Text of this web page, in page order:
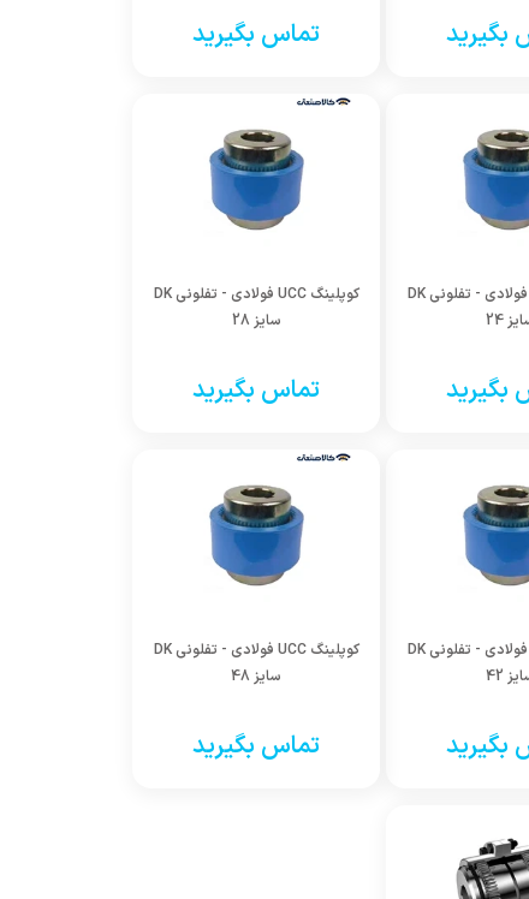
بگیرید تماس بگیرید
کوپلینگ UCC فولادی - تفلونی DK
24
بگیرید
کوپلینگ UCC فولادی - تفلونی DK
سایز 28
تماس بگیرید
کوپلینگ UCC فولادی - تفلونی DK
42
بگیرید
کوپلینگ UCC فولادی - تفلونی DK
سایز 48
تماس بگیرید